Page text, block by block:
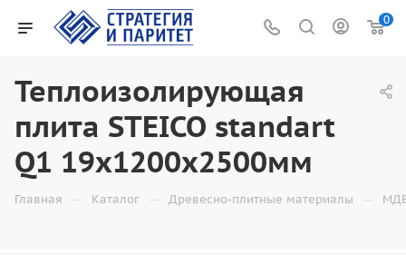
0
Теплоизолирующая
плита STEICO standart
Q1 19x1200x2500мм
Главная — Каталог — Древесно-плитные материалы —